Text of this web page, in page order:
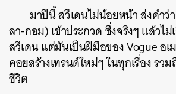
มาปีนี้ สวีเดนไม่น้อยหน้า ส่งคำว่
ลา-กอม) เข้าประกวด ซึ่งจริงๆ แล้วไม่
สวีเดน แต่มันเป็นฝีมือของ Vogue อเ
คอยสร้างเทรนด์ใหม่ๆ ในทุกเรื่อง รวม
ชีวิต